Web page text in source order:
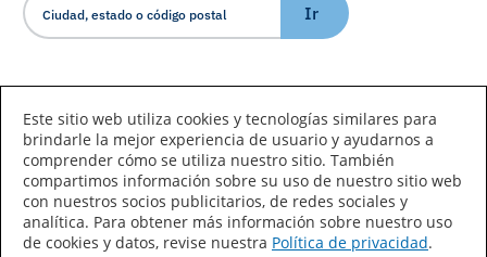
Ir
Declaración de accesibilidad Mapa del sitio
Este sitio web utiliza cookies y tecnologías similares para
brindarle la mejor experiencia de usuario y ayudarnos a
comprender cómo se utiliza nuestro sitio. También
compartimos información sobre su uso de nuestro sitio web
con nuestros socios publicitarios, de redes sociales y
analítica. Para obtener más información sobre nuestro uso
de cookies y datos, revise nuestra Política de privacidad.